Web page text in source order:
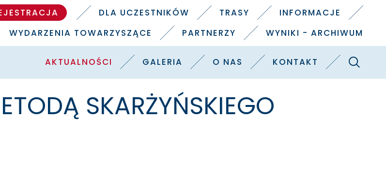
DLA UCZESTNIKÓW TRASY
INFORMACJE
WYDARZENIA TOWARZYSZĄCE
PARTNERZY WYNIKI - ARCHIWUM
AKTUALNOŚCI GALERIA O NAS KONTAKT Szukaj
SKARŻYŃSKIEGO